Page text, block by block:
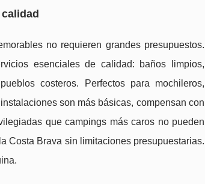
no requieren grandes presupuestos.
esenciales de calidad: baños limpios,
costeros. Perfectos para mochileros,
son más básicas, compensan con
que campings más caros no pueden
Costa Brava sin limitaciones presupuestarias.